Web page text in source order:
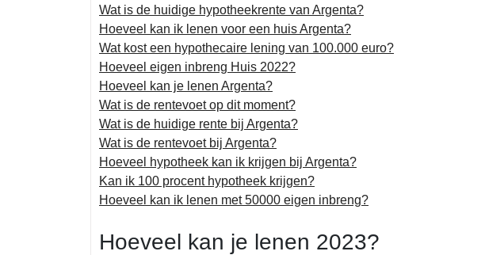
Wat is de huidige hypotheekrente van Argenta?
Hoeveel kan ik lenen voor een huis Argenta?
Wat kost een hypothecaire lening van 100.000 euro?
Hoeveel eigen inbreng Huis 2022?
Hoeveel kan je lenen Argenta?
Wat is de rentevoet op dit moment?
Wat is de huidige rente bij Argenta?
Wat is de rentevoet bij Argenta?
Hoeveel hypotheek kan ik krijgen bij Argenta?
Kan ik 100 procent hypotheek krijgen?
Hoeveel kan ik lenen met 50000 eigen inbreng?
Hoeveel kan je lenen 2023?